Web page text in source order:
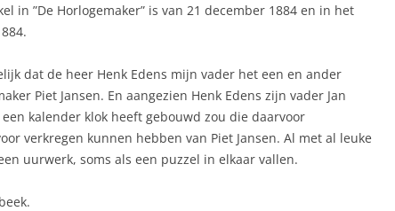
in ”De Horlogemaker” is van 21 december 1884 en in het
dat de heer Henk Edens mijn vader het een en ander
Piet Jansen. En aangezien Henk Edens zijn vader Jan
kalender klok heeft gebouwd zou die daarvoor
verkregen kunnen hebben van Piet Jansen. Al met al leuke
uurwerk, soms als een puzzel in elkaar vallen.